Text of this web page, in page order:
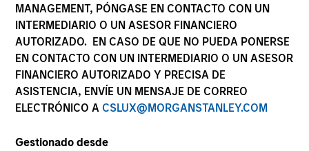
MANAGEMENT, PÓNGASE EN CONTACTO CON UN
INTERMEDIARIO O UN ASESOR FINANCIERO
AUTORIZADO. EN CASO DE QUE NO PUEDA PONERSE
EN CONTACTO CON UN INTERMEDIARIO O UN ASESOR
FINANCIERO AUTORIZADO Y PRECISA DE
ASISTENCIA, ENVÍE UN MENSAJE DE CORREO
ELECTRÓNICO A CSLUX@MORGANSTANLEY.COM
Gestionado desde